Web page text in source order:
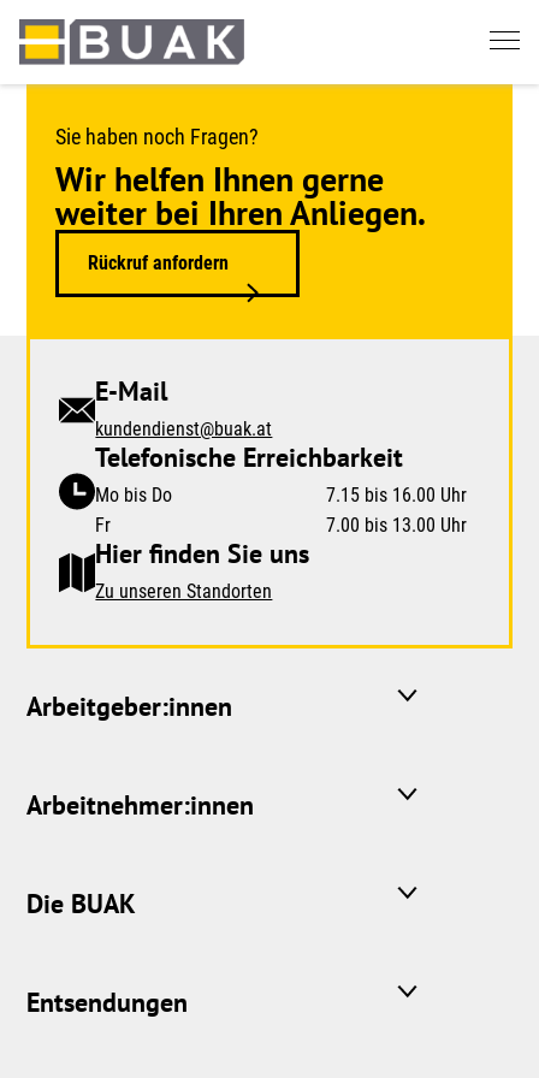
Springe
zum
Sie haben noch Fragen?
Wir helfen Ihnen gerne
weiter bei Ihren Anliegen.
Rückruf anfordern
E-Mail
kundendienst@buak.at
Telefonische Erreichbarkeit
Mo bis Do
7.15 bis 16.00 Uhr
Fr
7.00 bis 13.00 Uhr
Hier finden Sie uns
Zu unseren Standorten
Arbeitgeber:innen
Arbeitnehmer:innen
Die BUAK
Entsendungen